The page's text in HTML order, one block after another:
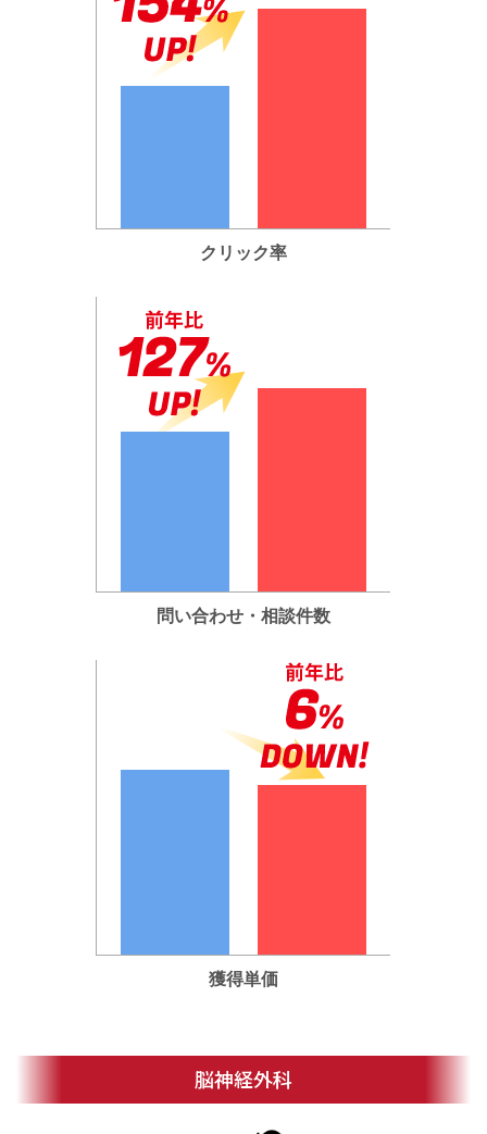
クリック率
問い合わせ・相談件数
獲得単価
脳神経外科